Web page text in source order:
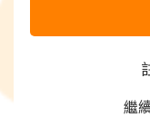
繼